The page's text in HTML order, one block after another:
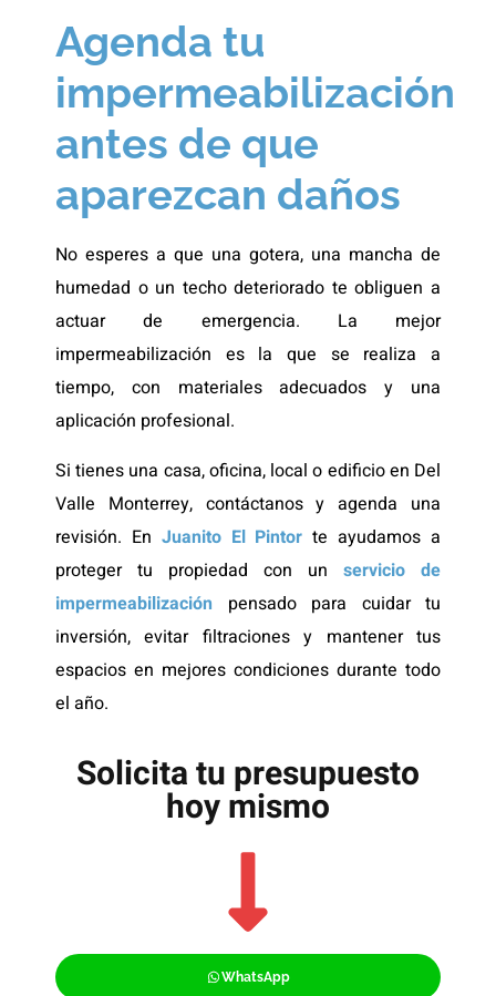
Agenda tu
impermeabilización
antes de que
aparezcan daños
No esperes a que una gotera, una mancha de
humedad o un techo deteriorado te obliguen a
actuar de emergencia. La mejor
impermeabilización es la que se realiza a
tiempo, con materiales adecuados y una
aplicación profesional.
Si tienes una casa, oficina, local o edificio en Del
Valle Monterrey, contáctanos y agenda una
revisión. En Juanito El Pintor te ayudamos a
proteger tu propiedad con un servicio de
impermeabilización pensado para cuidar tu
inversión, evitar filtraciones y mantener tus
espacios en mejores condiciones durante todo
el año.
Solicita tu presupuesto
hoy mismo
WhatsApp